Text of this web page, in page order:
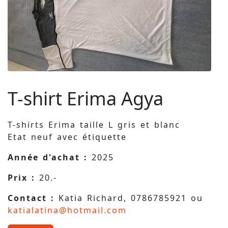
T-shirt Erima Agya
T-shirts Erima taille L gris et blanc
Etat neuf avec étiquette
Année d'achat : 2025
Prix : 20.-
Contact : Katia Richard, 0786785921 ou
katialatina@hotmail.com